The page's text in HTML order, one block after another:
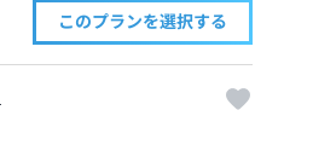
このプランを選択する